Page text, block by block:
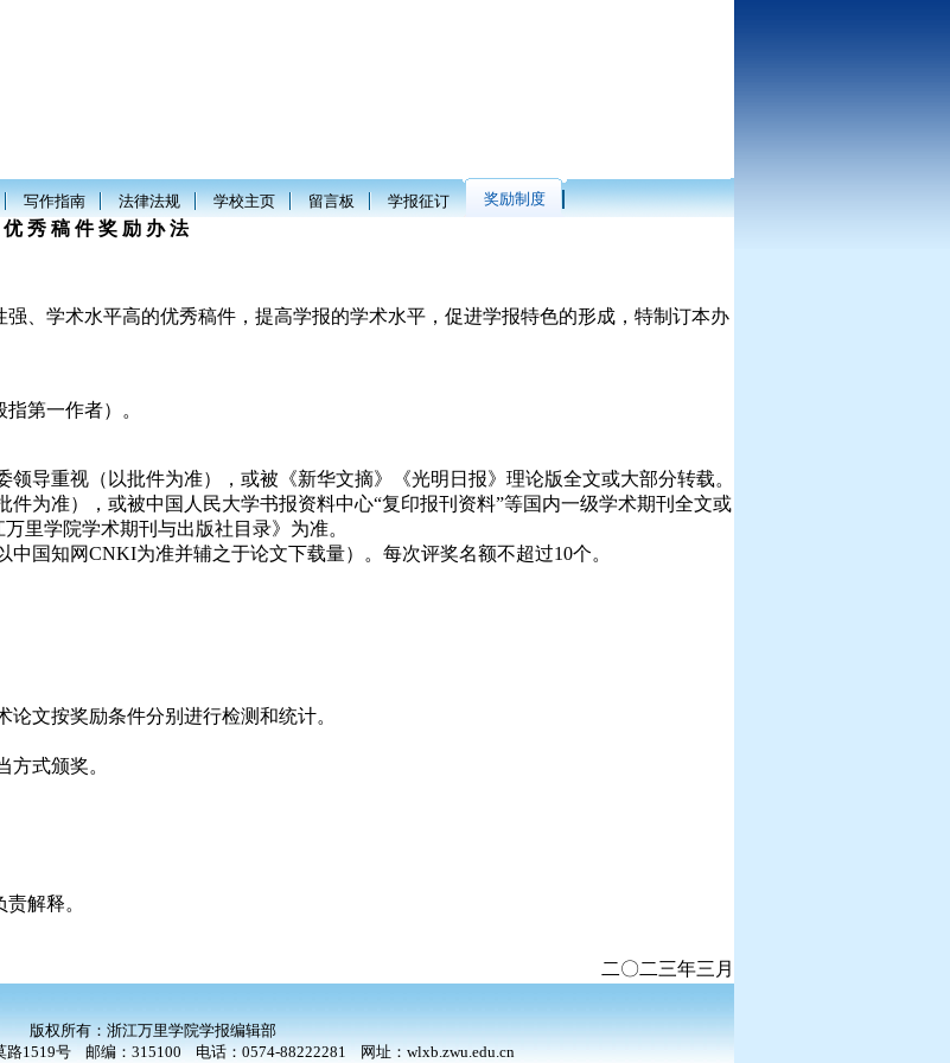
写作指南 法律法规 学校主页 留言板 学报征订 奖励制度
励 办 法
、学术水平高的优秀稿件，提高学报的学术水平，促进学报特色的形成，特制订本办
第一作者）。
导重视（以批件为准），或被《新华文摘》《光明日报》理论版全文或大部分转载。
为准），或被中国人民大学书报资料中心“复印报刊资料”等国内一级学术期刊全文或
里学院学术期刊与出版社目录》为准。
国知网CNKI为准并辅之于论文下载量）。每次评奖名额不超过10个。
文按奖励条件分别进行检测和统计。
式颁奖。
解释。
二〇二三年三月
版权所有：浙江万里学院学报编辑部
路1519号 邮编：315100 电话：0574-88222281
网址：wlxb.zwu.edu.cn